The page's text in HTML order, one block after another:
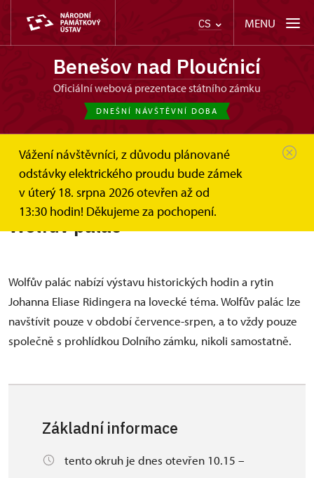
CS MENU
Benešov nad Ploučnicí
oficiální webová prezentace státního zámku
DNEŠNÍ NÁVŠTĚVNÍ DOBA
Vážení návštěvníci, z důvodu plánované
odstávky elektrického proudu bude zámek
v úterý 18. srpna 2026 otevřen až od
13:30 hodin! Děkujeme za pochopení.
Benešov nad Ploučnicí
Informace pro návštěvníky
Prohlídkové okruhy
Wolfův palác
Wolfův palác
Wolfův palác nabízí výstavu historických hodin a rytin
Johanna Eliase Ridingera na lovecké téma. Wolfův palác lze
navštívit pouze v období července-srpen, a to vždy pouze
společně s prohlídkou Dolního zámku, nikoli samostatně.
Základní informace
tento okruh je dnes otevřen 10.15 –